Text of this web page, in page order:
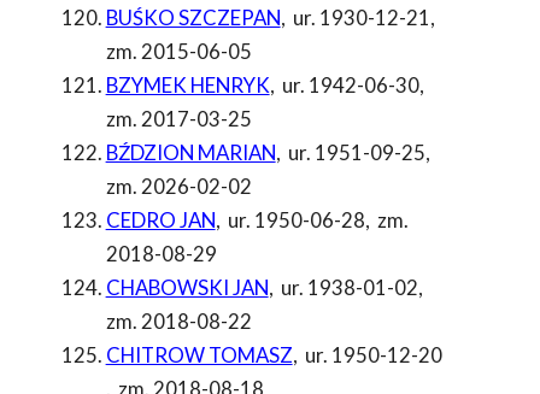
BUŚKO SZCZEPAN, ur. 1930-12-21,
zm. 2015-06-05
BZYMEK HENRYK, ur. 1942-06-30,
zm. 2017-03-25
BŹDZION MARIAN, ur. 1951-09-25,
zm. 2026-02-02
CEDRO JAN, ur. 1950-06-28, zm.
2018-08-29
CHABOWSKI JAN, ur. 1938-01-02,
zm. 2018-08-22
CHITROW TOMASZ, ur. 1950-12-20
, zm. 2018-08-18